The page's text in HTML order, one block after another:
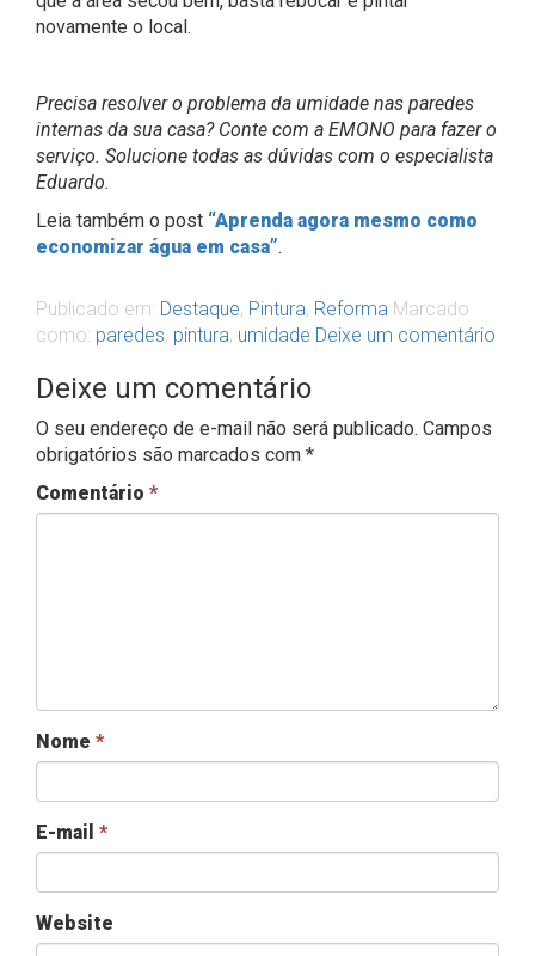
novamente o local.
Precisa resolver o problema da umidade nas paredes
internas da sua casa? Conte com a EMONO para fazer o
serviço. Solucione todas as dúvidas com o especialista
Eduardo.
Leia também o post “Aprenda agora mesmo como
economizar água em casa”.
Publicado em: Destaque, Pintura, Reforma Marcado
como: paredes, pintura, umidade Deixe um comentário
Deixe um comentário
O seu endereço de e-mail não será publicado. Campos
obrigatórios são marcados com *
Comentário *
Nome *
E-mail *
Website